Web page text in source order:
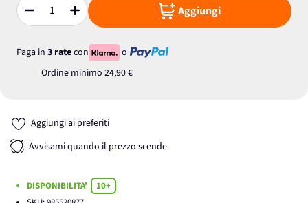
Quantità Aggiungi
Paga in 3 ratecon
o
Ordine minimo 24,90 €
Aggiungi ai preferiti
Avvisami quando il prezzo scende
DISPONIBILITA'
10+